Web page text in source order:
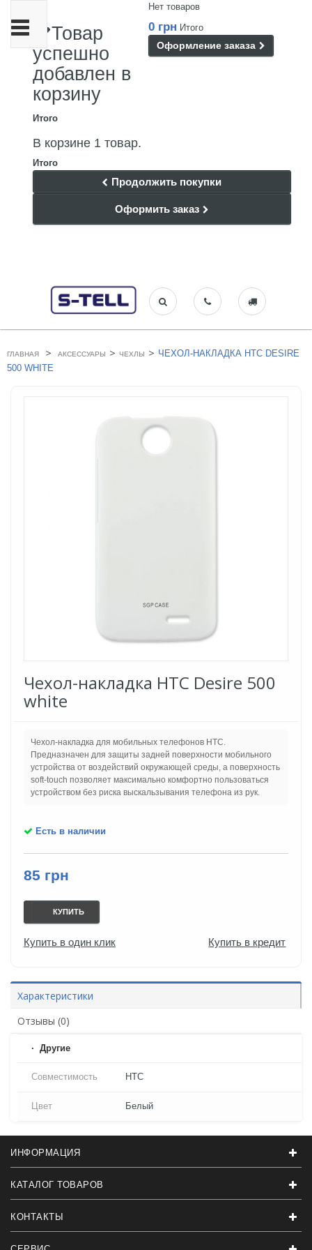
Нет товаров
0 грн Итого
Оформление заказа
Товар
успешно
добавлен в
корзину
Итого
В корзине 1 товар.
Итого
Продолжить покупки
Оформить заказ
Переключить
навигации
ГЛАВНАЯ > АКСЕССУАРЫ > ЧЕХЛЫ > ЧЕХОЛ-НАКЛАДКА HTC DESIRE
500 WHITE
Чехол-накладка HTC Desire 500
white
Чехол-накладка для мобильных телефонов HTC.
Предназначен для защиты задней поверхности мобильного
устройства от воздействий окружающей среды, а поверхность
soft-touch позволяет максимально комфортно пользоваться
устройством без риска выскальзывания телефона из рук.
Есть в наличии
85 грн
КУПИТЬ
Купить в один клик Купить в кредит
Характеристики
Отзывы (0)
Другие
Совместимость HTC
Цвет Белый
ИНФОРМАЦИЯ
КАТАЛОГ ТОВАРОВ
КОНТАКТЫ